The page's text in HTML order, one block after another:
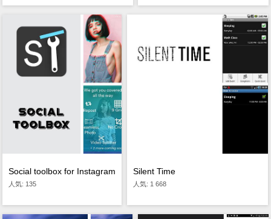
Social toolbox for Instagram
人気: 135
Silent Time
人気: 1 668